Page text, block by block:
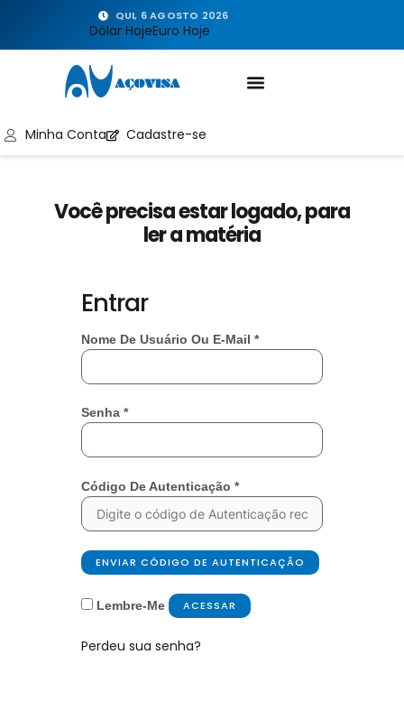
QUI, 6 AGOSTO 2026
Dólar HojeEuro Hoje
Minha Conta Cadastre-se
Você precisa estar logado, para
ler a matéria
Entrar
Nome De Usuário Ou E-Mail *
Senha *
Código De Autenticação *
ENVIAR CÓDIGO DE AUTENTICAÇÃO
Lembre-Me ACESSAR
Perdeu sua senha?